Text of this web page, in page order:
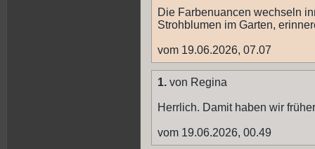
Die Farbenuancen wechseln
Strohblumen im Garten,
vom 19.06.2026, 07.07
1. von Regina
Herrlich. Damit haben wir
vom 19.06.2026, 00.49